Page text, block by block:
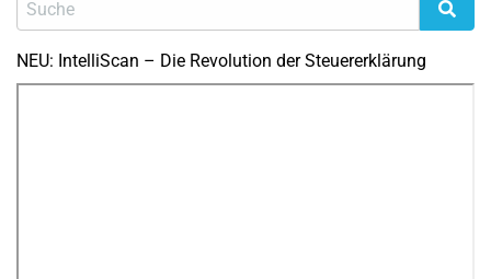
NEU: IntelliScan – Die Revolution der Steuererklärung